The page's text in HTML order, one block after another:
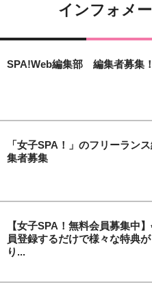
インフォメ
SPA!Web編集部 編集者募集！
「女子SPA！」のフリーラン
集者募集
【女子SPA！無料会員募集中
員登録するだけで様々な特典
り...